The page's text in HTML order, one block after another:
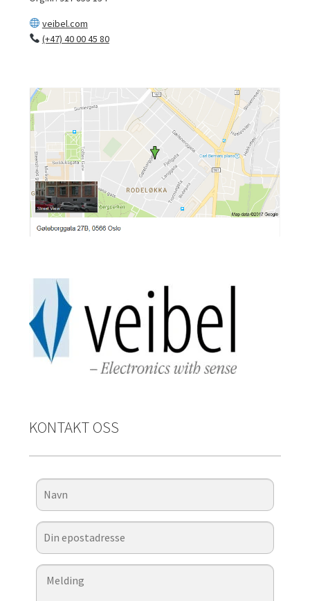
veibel.com
(+47) 40 00 45 80
KONTAKT OSS